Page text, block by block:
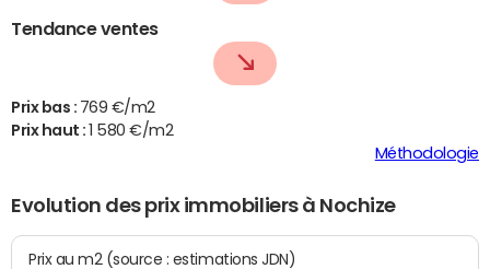
Tendance ventes
Prix bas : 769 €/m2
Prix haut :
1 580 €/m2
Méthodologie
Evolution des prix immobiliers à Nochize
Prix au m2 (source : estimations JDN)